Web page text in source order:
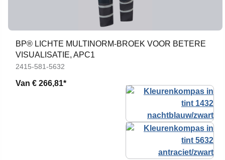
BP® LICHTE MULTINORM-BROEK VOOR BETERE
VISUALISATIE, APC1
2415-581-5632
Van € 266,81*